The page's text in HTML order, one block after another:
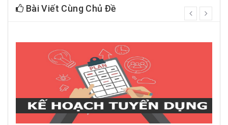
Bài Viết Cùng Chủ Đề
prev